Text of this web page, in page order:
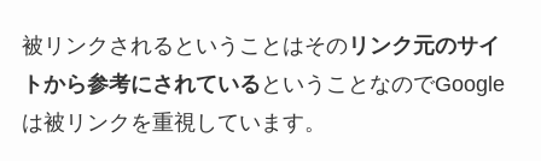
被リンクされるということはそのリンク元のサイ
トから参考にされている ということなのでGoogle
は被リンクを重視しています。